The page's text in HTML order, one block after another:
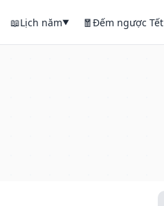
📖Lịch năm▼ 🧧Đếm ngược Tết